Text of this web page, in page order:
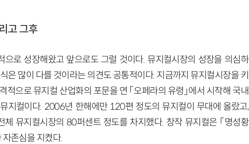
고 그후
로 성장해왔고 앞으로도 그럴 것이다. 뮤지컬시장의 성장을 의심하
은 많이 다를 것이라는 의견도 공통적이다. 지금까지 뮤지컬시장을 키
으로 뮤지컬 산업화의 포문을 연 「오페라의 유령」에서 시작해 국내
지컬이다. 2006년 한해에만 120편 정도의 뮤지컬이 무대에 올랐고,
뮤지컬시장의 80퍼센트 정도를 차지했다. 창작 뮤지컬은 「명성황
존심을 지켰다.